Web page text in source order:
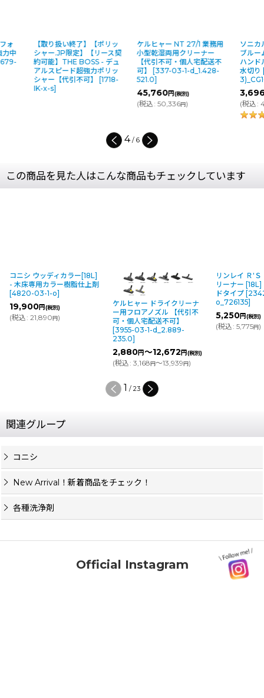
【取り扱い終了】【ポリッ
シャー.JP限定】【リース契
約可能】THE BOSS - デュ
アルスピード超強力ポリッ
シャー【代引不可】 [1718-
ケルヒャー NT 27/1 業務用
小型乾湿両用クリーナー
【代引不可・個人宅配送不
可】
337-03-1-d_1.428-
521.0
45,760円(税別)
50,336 円)
ソニカル ライ
ブルーム【新
ハンドル】 -
水切り
[336-
3)_CG10100]
3,696円(税別)
4,066円)
4/ 6
この商品を見た人はこんな商品もチェックしています
コニシ ウッディカラー[18L]
- 木床専用カラー樹脂仕上剤
[4820-03-1-o]
19,900円(税別)
(税込: 21,890円)
ケルヒャー ドライクリーナ
ー用フロアノズル 【代引不
可・個人宅配送不可】
[3955-03-1-d_2.889-
235.0]
2,880円～12,672円(税別)
(税込: 3,168円～13,939円)
リンレイ Ｒ'
リーナー
ドタイプ [
o_726135]
5,250円(税別)
(税込: 5,775円)
1 / 23
関連グループ
コニシ
New Arrival！新着商品をチェック！
各種洗浄剤
Official Instagram